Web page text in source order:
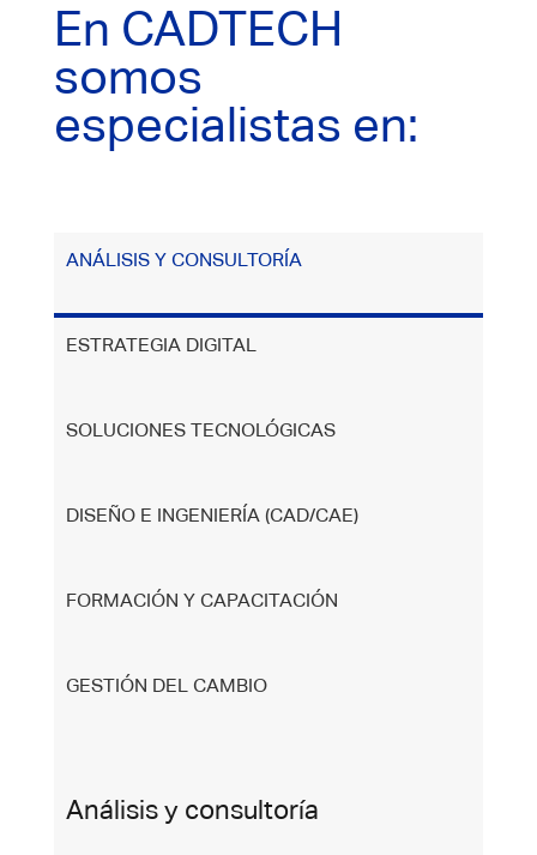
En CADTECH
somos
especialistas en:
ANÁLISIS Y CONSULTORÍA
ESTRATEGIA DIGITAL
SOLUCIONES TECNOLÓGICAS
DISEÑO E INGENIERÍA (CAD/CAE)
FORMACIÓN Y CAPACITACIÓN
GESTIÓN DEL CAMBIO
Análisis y consultoría